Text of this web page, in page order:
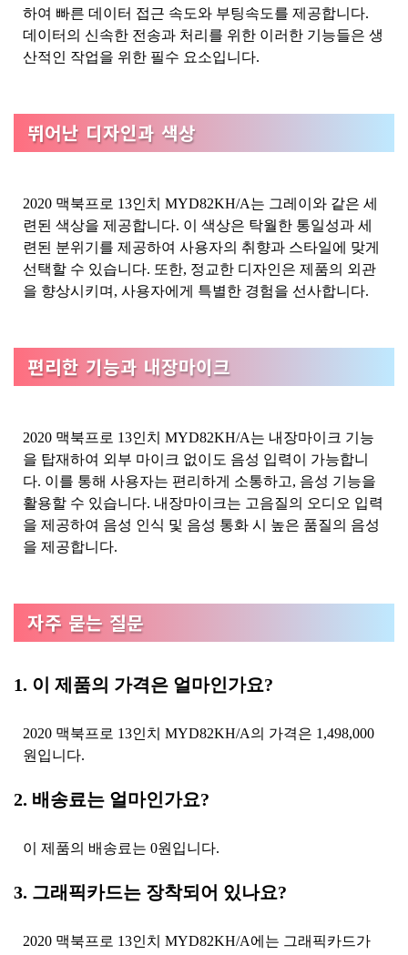
하여 빠른 데이터 접근 속도와 부팅속도를 제공합니다.
데이터의 신속한 전송과 처리를 위한 이러한 기능들은 생
산적인 작업을 위한 필수 요소입니다.
뛰어난 디자인과 색상
2020 맥북프로 13인치 MYD82KH/A는 그레이와 같은 세
련된 색상을 제공합니다. 이 색상은 탁월한 통일성과 세
련된 분위기를 제공하여 사용자의 취향과 스타일에 맞게
선택할 수 있습니다. 또한, 정교한 디자인은 제품의 외관
을 향상시키며, 사용자에게 특별한 경험을 선사합니다.
편리한 기능과 내장마이크
2020 맥북프로 13인치 MYD82KH/A는 내장마이크 기능
을 탑재하여 외부 마이크 없이도 음성 입력이 가능합니
다. 이를 통해 사용자는 편리하게 소통하고, 음성 기능을
활용할 수 있습니다. 내장마이크는 고음질의 오디오 입력
을 제공하여 음성 인식 및 음성 통화 시 높은 품질의 음성
을 제공합니다.
자주 묻는 질문
1. 이 제품의 가격은 얼마인가요?
2020 맥북프로 13인치 MYD82KH/A의 가격은 1,498,000
원입니다.
2. 배송료는 얼마인가요?
이 제품의 배송료는 0원입니다.
3. 그래픽카드는 장착되어 있나요?
2020 맥북프로 13인치 MYD82KH/A에는 그래픽카드가